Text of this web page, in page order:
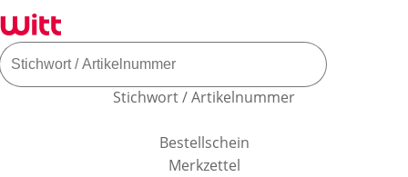
Stichwort / Artikelnummer
Bestellschein
Merkzettel